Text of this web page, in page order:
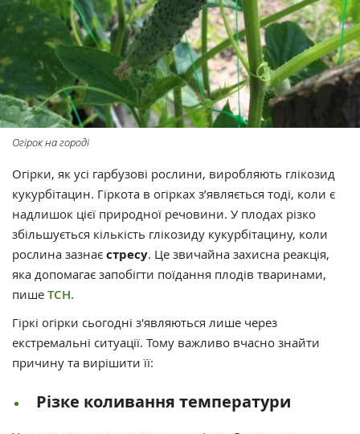
Огірок на городі
Огірки, як усі гарбузові рослини, виробляють глікозид
кукурбітацин. Гіркота в огірках з’являється тоді, коли є
надлишок цієї природної речовини. У плодах різко
збільшується кількість глікозиду кукурбітацину, коли
рослина зазнає стресу. Це звичайна захисна реакція,
яка допомагає запобігти поїдання плодів тваринами,
пише ТСН.
Гіркі огірки сьогодні з'являються лише через
екстремальні ситуації. Тому важливо вчасно знайти
причину та вирішити її:
Різке коливання температури